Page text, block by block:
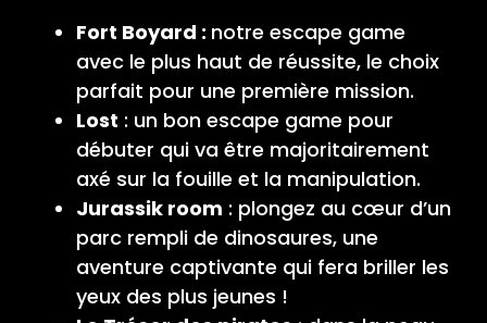
Fort Boyard : notre escape game
avec le plus haut de réussite, le choix
parfait pour une première mission.
Lost : un bon escape game pour
débuter qui va être majoritairement
axé sur la fouille et la manipulation.
Jurassik room : plongez au cœur d’un
parc rempli de dinosaures, une
aventure captivante qui fera briller les
yeux des plus jeunes !